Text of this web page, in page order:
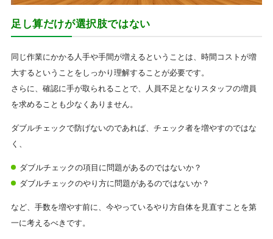
足し算だけが選択肢ではない
同じ作業にかかる人手や手間が増えるということは、時間コストが増
大するということをしっかり理解することが必要です。
さらに、確認に手が取られることで、人員不足となりスタッフの増員
を求めることも少なくありません。
ダブルチェックで防げないのであれば、チェック者を増やすのではな
く、
ダブルチェックの項目に問題があるのではないか？
ダブルチェックのやり方に問題があるのではないか？
など、手数を増やす前に、今やっているやり方自体を見直すことを第
一に考えるべきです。